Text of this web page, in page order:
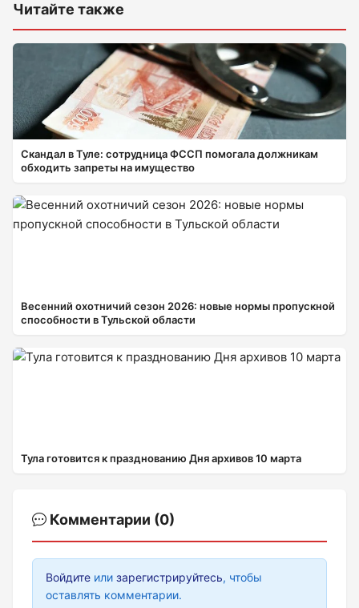
Читайте также
Скандал в Туле: сотрудница ФССП помогала должникам
обходить запреты на имущество
Весенний охотничий сезон 2026: новые нормы пропускной
способности в Тульской области
Тула готовится к празднованию Дня архивов 10 марта
Комментарии (0)
Войдите или зарегистрируйтесь, чтобы
оставлять комментарии.